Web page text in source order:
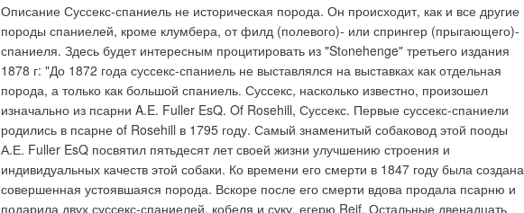
Описание Суссекс-спаниель не историческая порода. Он происходит, как и все другие
породы спаниелей, кроме клумбера, от филд (полевого)- или спрингер (прыгающего)-
спаниеля. Здесь будет интересным процитировать из "Stоnehenge" третьего издания
1878 г: "До 1872 года суссекс-спаниель не выставлялся на выставках как отдельная
порода, а только как большой спаниель. Суссекс, насколько известно, произошел
изначально из псарни A.E. Fuller EsQ. Of Rosehill, Суссекс. Первые суссекс-спаниели
родились в псарне of Rosehill в 1795 году. Самый знаменитый собаковод этой пооды
А.Е. Fuller EsQ посвятил пятьдесят лет своей жизни улучшению строения и
индивидуальных качеств этой собаки. Ко времени его смерти в 1847 году была создана
совершенная устоявшаяся порода. Вскоре после его смерти вдова продала псарню и
подарила двух суссекс-спаниелей, кобеля и суку, егерю Reif. Остальные двенадцать